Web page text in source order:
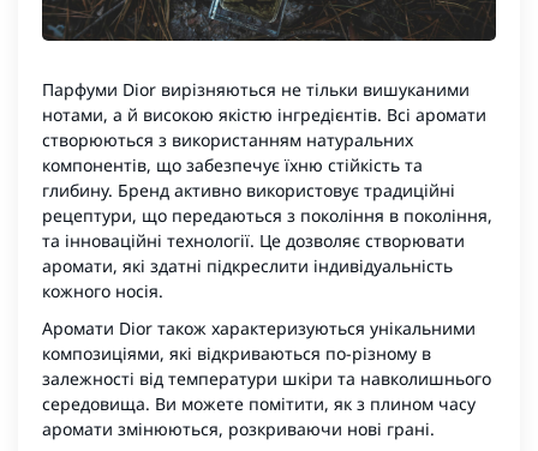
Парфуми Dior вирізняються не тільки вишуканими
нотами, а й високою якістю інгредієнтів. Всі аромати
створюються з використанням натуральних
компонентів, що забезпечує їхню стійкість та
глибину. Бренд активно використовує традиційні
рецептури, що передаються з покоління в покоління,
та інноваційні технології. Це дозволяє створювати
аромати, які здатні підкреслити індивідуальність
кожного носія.
Аромати Dior також характеризуються унікальними
композиціями, які відкриваються по-різному в
залежності від температури шкіри та навколишнього
середовища. Ви можете помітити, як з плином часу
аромати змінюються, розкриваючи нові грані.